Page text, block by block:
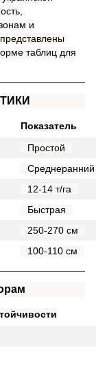
и
таблиц для
Показатель
Простой
12-14 т/га
Быстрая
250-270 см
100-110 см